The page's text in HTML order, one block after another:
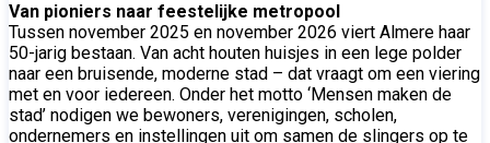
Van pioniers naar feestelijke metropool
Tussen november 2025 en november 2026 viert Almere haar
50-jarig bestaan. Van acht houten huisjes in een lege polder
naar een bruisende, moderne stad – dat vraagt om een viering
met en voor iedereen. Onder het motto ‘Mensen maken de
stad’ nodigen we bewoners, verenigingen, scholen,
ondernemers en instellingen uit om samen de slingers op te